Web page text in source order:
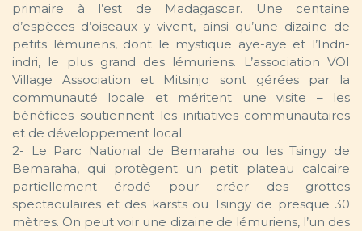
primaire à l’est de Madagascar. Une centaine
d’espèces d’oiseaux y vivent, ainsi qu’une dizaine de
petits lémuriens, dont le mystique aye-aye et l’Indri-
indri, le plus grand des lémuriens. L’association VOI
Village Association et Mitsinjo sont gérées par la
communauté locale et méritent une visite – les
bénéfices soutiennent les initiatives communautaires
et de développement local.
2- Le Parc National de Bemaraha ou les Tsingy de
Bemaraha, qui protègent un petit plateau calcaire
partiellement érodé pour créer des grottes
spectaculaires et des karsts ou Tsingy de presque 30
mètres. On peut voir une dizaine de lémuriens, l’un des